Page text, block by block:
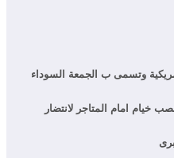
وتسمى ب الجمعة السوداء
خيام امام المتاجر لانتضار